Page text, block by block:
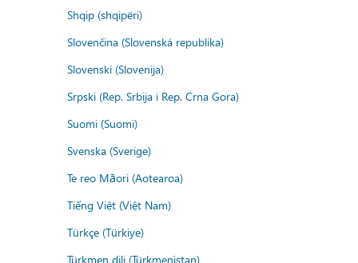
Shqip (shqipëri)
Slovenčina (Slovenská republika)
Slovenski (Slovenija)
Srpski (Rep. Srbija i Rep. Crna Gora)
Suomi (Suomi)
Svenska (Sverige)
Te reo Māori (Aotearoa)
Tiếng Việt (Việt Nam)
Türkçe (Türkiye)
Türkmen dili (Türkmenistan)